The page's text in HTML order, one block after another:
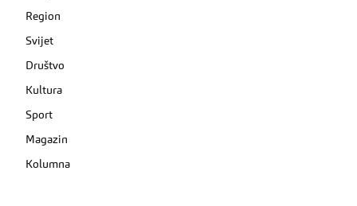
Region
Svijet
Društvo
Kultura
Sport
Magazin
Kolumna